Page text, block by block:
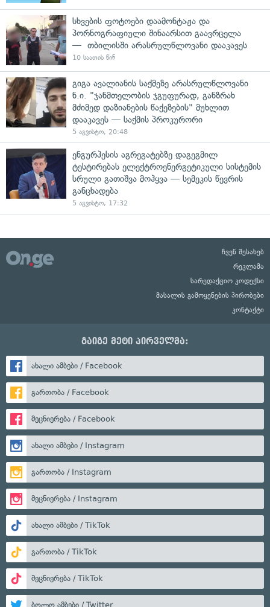
სხვების ფოტოები დაამონტაჟა და
პორნოგრაფიული შინაარსით გაავრცელა
— თბილისში არასრულწლოვანი დააკავეს
10 საათის წინ
გიგა ავალიანის საქმეზე არასრულწლოვანი
ნ.ი. "ჯანმთელობის ჯგუფურად, განზრახ
მძიმედ დაზიანების წაქეზების" მუხლით
დააკავეს — საქმის პროკურორი
5 აგვისტო, 20:48
ენგურჰესის აგრეგატებზე დაგეგმილ
ტესტირებას ელექტროენერგეტიკული სისტემის
სრული გათიშვა მოჰყვა — სემეკის წევრის
განცხადება
5 აგვისტო, 17:32
ჩვენ შესახებ
რეკლამა
სარედაქციო კოდექსი
მასალის გამოყენების პირობები
კონტაქტი
გაიგე მეტი პირველმა:
ახალი ამბები / Facebook
გართობა / Facebook
მეცნიერება / Facebook
ახალი ამბები / Instagram
გართობა / Instagram
მეცნიერება / Instagram
ახალი ამბები / TikTok
გართობა / TikTok
მეცნიერება / TikTok
ბოლო ამბები / Twitter